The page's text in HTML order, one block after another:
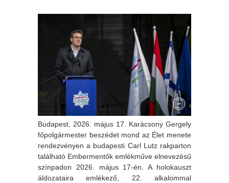
Budapest, 2026. május 17. Karácsony Gergely
főpolgármester beszédet mond az Élet menete
rendezvényen a budapesti Carl Lutz rakparton
található Embermentők emlékműve elnevezésű
színpadon 2026. május 17-én. A holokauszt
áldozataira emlékező, 22. alkalommal